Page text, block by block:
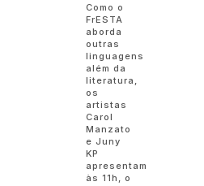
Como o
FrESTA
aborda
outras
linguagens
além da
literatura,
os
artistas
Carol
Manzato
e Juny
KP
apresentam
às 11h, o